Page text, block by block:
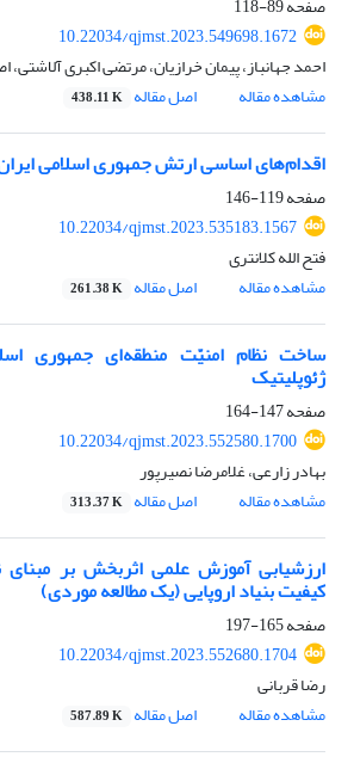
صفحه89-118
10.22034/qjmst.2023.549698.1672
احمد جهانباز، پیمان خرازیان، مرتضی اکبری آلاشتی،
مشاهده مقاله
اصل مقاله 438.11 K
اقدام‌های اساسی ارتش جمهوری اسلامی
صفحه119-146
10.22034/qjmst.2023.535183.1567
فتح الله کلانتری
مشاهده مقاله
اصل مقاله 261.38 K
ساخت نظام امنیّت منطقه‌ای جمهوری
ژئوپلیتیک
صفحه147-164
10.22034/qjmst.2023.552580.1700
بهادر زارعی، غلامرضا نصیرپور
مشاهده مقاله
اصل مقاله 313.37 K
ارزشیابی آموزش علمی اثربخش بر مبنای
کیفیت بنیاد اروپایی (یک مطالعه موردی)
صفحه165-197
10.22034/qjmst.2023.552680.1704
رضا قربانی
مشاهده مقاله
اصل مقاله 587.89 K